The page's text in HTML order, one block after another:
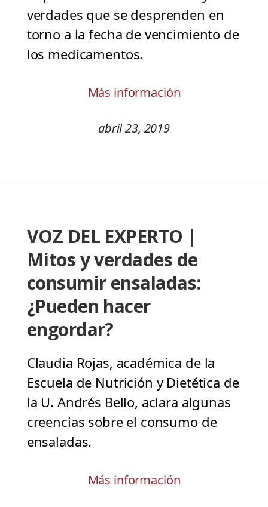
verdades que se desprenden en
torno a la fecha de vencimiento de
los medicamentos.
Más información
abril 23, 2019
VOZ DEL EXPERTO |
Mitos y verdades de
consumir ensaladas:
¿Pueden hacer
engordar?
Claudia Rojas, académica de la
Escuela de Nutrición y Dietética de
la U. Andrés Bello, aclara algunas
creencias sobre el consumo de
ensaladas.
Más información